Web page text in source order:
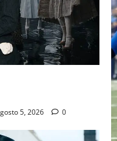
5, 2026 0